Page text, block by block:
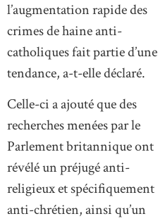
l’augmentation rapide des
crimes de haine anti-
catholiques fait partie d’une
tendance, a-t-elle déclaré.
Celle-ci a ajouté que des
recherches menées par le
Parlement britannique ont
révélé un préjugé anti-
religieux et spécifiquement
anti-chrétien, ainsi qu’un